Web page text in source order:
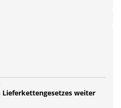
Lieferkettengesetzes weiter